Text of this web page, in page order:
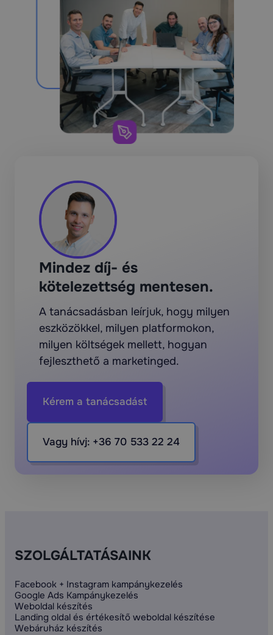
Mindez díj- és
kötelezettség mentesen.
A tanácsadásban leírjuk, hogy milyen
eszközökkel, milyen platformokon,
milyen költségek mellett, hogyan
fejleszthető a marketinged.
Kérem a tanácsadást
Vagy hívj: +36 70 533 22 24
SZOLGÁLTATÁSAINK
Facebook + Instagram kampánykezelés
Google Ads Kampánykezelés
Weboldal készítés
Landing oldal és értékesítő weboldal készítése
Webáruház készítés